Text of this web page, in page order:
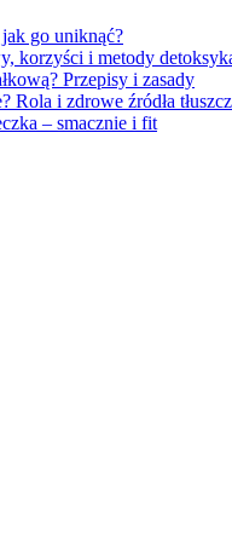
go uniknąć?
korzyści i metody
Przepisy i zasady
Rola i zdrowe źródła
– smacznie i fit